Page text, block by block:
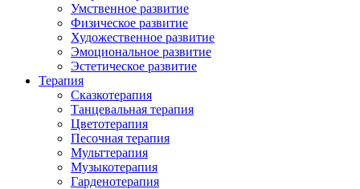
Умственное развитие
Физическое развитие
Художественное развитие
Эмоциональное развитие
Эстетическое развитие
Терапия
Сказкотерапия
Танцевальная терапия
Цветотерапия
Песочная терапия
Мульттерапия
Музыкотерапия
Гарденотерапия